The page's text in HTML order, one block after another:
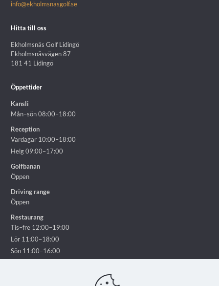
info@ekholmsnasgolf.se
Hitta till oss
Ekholmsnäs Golf Lidingö
Ekholmsnäsvägen 87
181 41 Lidingö
Öppettider
Kansli
Mån–sön 08:00–18:00
Reception
Vardagar 10:00–18:00
Helg 09:00–17:00
Golfbanan
Öppen
Driving range
Öppen
Restaurang
Tis–fre 12:00–19:00
Lör 11:00–18:00
Sön 11:00–16:00